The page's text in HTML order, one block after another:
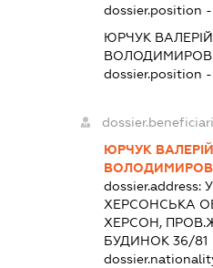
dossier.position -
ЮРЧУК ВАЛЕРІЙ
dossier.position -
ЮРЧУК ВАЛЕРІЙ
dossier.address:
ХЕРСОНСЬКА
ХЕРСОН,
БУДИНОК 36/81